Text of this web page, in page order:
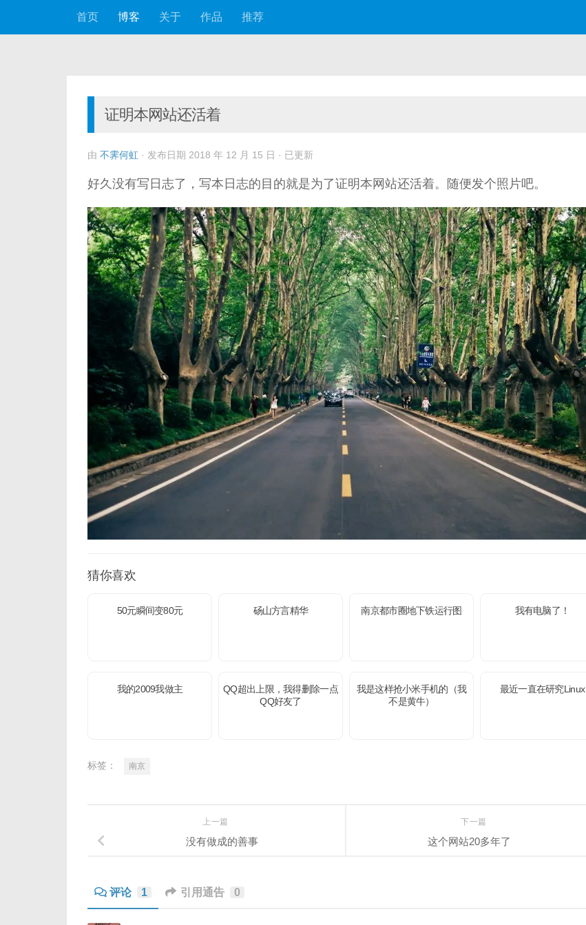
首页 博客 关于 作品 推荐
证明本网站还活着
由 不霁何虹 · 发布日期 2018 年 12 月 15 日 · 已更新
好久没有写日志了，写本日志的目的就是为了证明本网站还活着。随便发个照片吧。
猜你喜欢
50元瞬间变80元 砀山方言精华 南京都市圈地下铁运行图 我有电脑了！
我的2009我做主
QQ超出上限，我得删除一点
QQ好友了
我是这样抢小米手机的（我
不是黄牛）
最近一直在研究Linux
标签： 南京
下一篇
这个网站20多年了
上一篇
没有做成的善事
评论 1 引用通告 0